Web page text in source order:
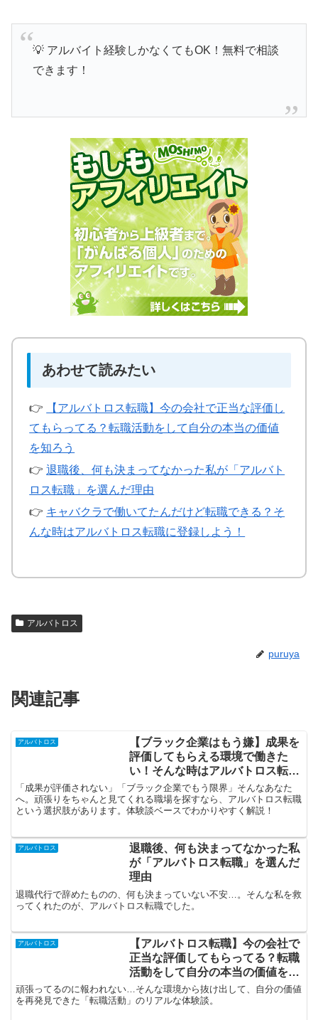
💡 アルバイト経験しかなくてもOK！無料で相談
できます！
あわせて読みたい
👉
【アルバトロス転職】今の会社で正当な評価し
てもらってる？転職活動をして自分の本当の価値
を知ろう
👉退職後、何も決まってなかった私が「アルバト
ロス転職」を選んだ理由
👉 キャバクラで働いてたんだけど転職できる？そ
んな時はアルバトロス転職に登録しよう！
アルバトロス
puruya
関連記事
アルバトロス
【ブラック企業はもう嫌】成果を
評価してもらえる環境で働きた
い！そんな時はアルバトロス転職
に登録しよう
「成果が評価されない」「ブラック企業でもう限界」そんなあなた
へ。頑張りをちゃんと見てくれる職場を探すなら、アルバトロス転職
という選択肢があります。体験談ベースでわかりやすく解説！
アルバトロス
退職後、何も決まってなかった私
が「アルバトロス転職」を選んだ
理由
退職代行で辞めたものの、何も決まっていない不安…。そんな私を救
ってくれたのが、アルバトロス転職でした。
アルバトロス
【アルバトロス転職】今の会社で
正当な評価してもらってる？転職
活動をして自分の本当の価値を知
ろう
頑張ってるのに報われない…そんな環境から抜け出して、自分の価値
を再発見できた「転職活動」のリアルな体験談。